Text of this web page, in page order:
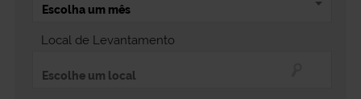
Local de Levantamento